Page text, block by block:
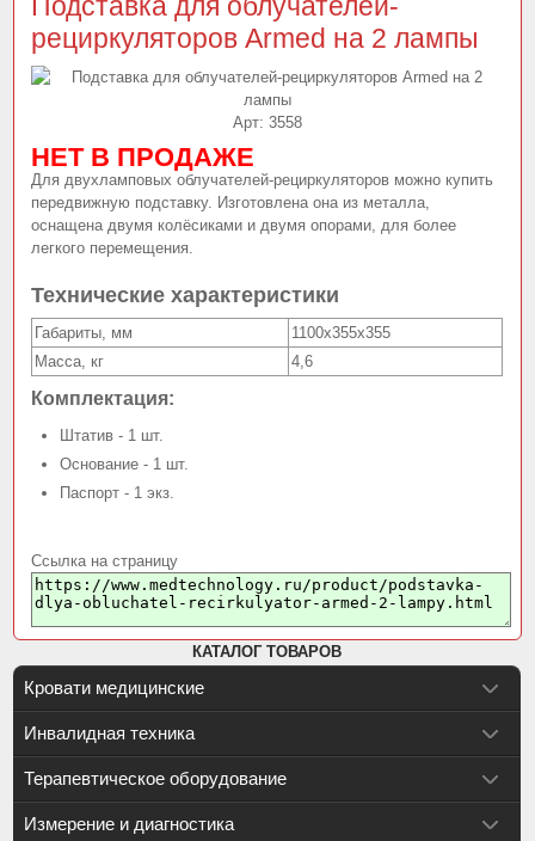
рециркуляторов Armed на 2 лампы
Арт: 3558
НЕТ В ПРОДАЖЕ
Для двухламповых облучателей-рециркуляторов можно купить
передвижную подставку. Изготовлена она из металла,
оснащена двумя колёсиками и двумя опорами, для более
легкого перемещения.
Технические характеристики
Габариты, мм
1100х355х355
Масса, кг
4,6
Комплектация:
Штатив - 1 шт.
Основание - 1 шт.
Паспорт - 1 экз.
Ссылка на страницу
КАТАЛОГ ТОВАРОВ
Кровати медицинские
Инвалидная техника
Терапевтическое оборудование
Измерение и диагностика